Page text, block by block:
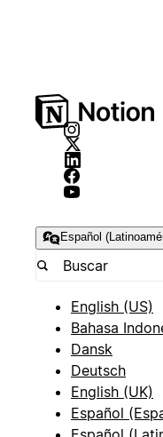
Español
English (US)
Bahasa
Dansk
Deutsch
English (UK)
Español